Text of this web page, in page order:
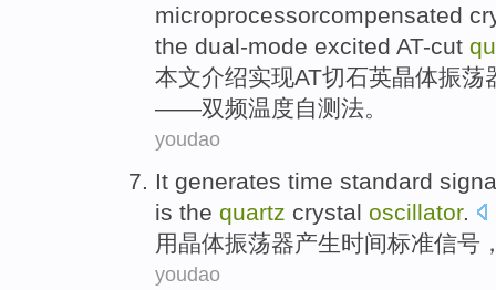
microprocessorcompensated
the dual-mode excited AT-cut
本文介绍实现AT切石英晶体振荡
——双频温度自测法。
youdao
It generates time standard
is the quartz crystal oscillator.
用晶体振荡器产生时间标准信号
youdao